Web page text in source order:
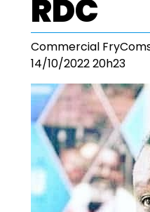
RDC
Commercial
14/10/2022 20h23